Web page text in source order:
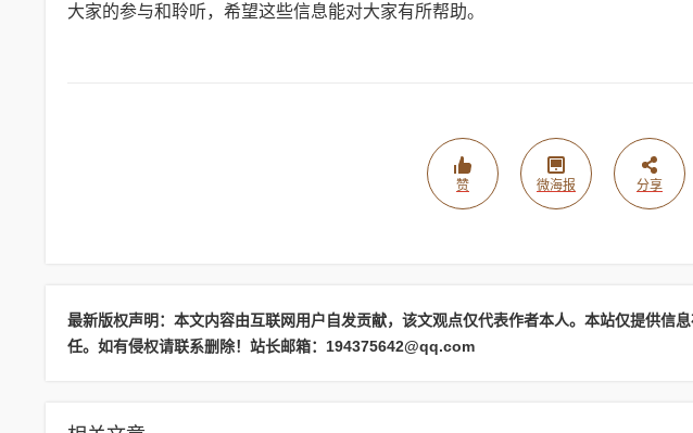
大家的参与和聆听，希望这些信息能对大家有所帮助。
赞 微海报 分享
最新版权声明：本文内容由互联网用户自发贡献，该文观点仅代表作者本人。本站仅提供信
任。如有侵权请联系删除！站长邮箱：194375642@qq.com